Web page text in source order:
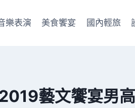
樂表演 美食饗宴 國內輕旅
藝文饗宴男